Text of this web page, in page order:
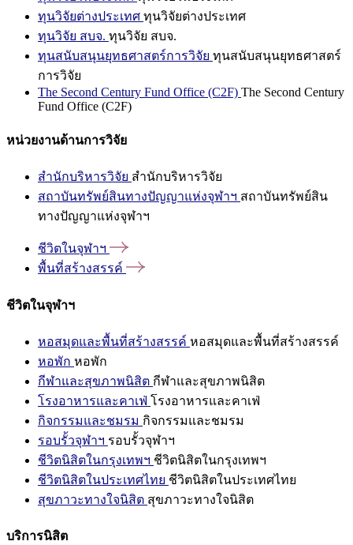
ทุนวิจัยต่างประเทศ ทุนวิจัยต่างประเทศ
ทุนวิจัย สบจ. ทุนวิจัย สบจ.
ทุนสนับสนุนยุทธศาสตร์การวิจัย ทุนสนับสนุนยุทธศาสตร์
การวิจัย
The Second Century Fund Office (C2F) The Second Century
Fund Office (C2F)
หน่วยงานด้านการวิจัย
สำนักบริหารวิจัย สำนักบริหารวิจัย
สถาบันทรัพย์สินทางปัญญาแห่งจุฬาฯ สถาบันทรัพย์สิน
ทางปัญญาแห่งจุฬาฯ
ชีวิตในจุฬาฯ
พื้นที่สร้างสรรค์
ชีวิตในจุฬาฯ
หอสมุดและพื้นที่สร้างสรรค์ หอสมุดและพื้นที่สร้างสรรค์
หอพัก หอพัก
กีฬาและสุขภาพนิสิต กีฬาและสุขภาพนิสิต
โรงอาหารและคาเฟ่ โรงอาหารและคาเฟ่
กิจกรรมและชมรม กิจกรรมและชมรม
รอบรั้วจุฬาฯ รอบรั้วจุฬาฯ
ชีวิตนิสิตในกรุงเทพฯ ชีวิตนิสิตในกรุงเทพฯ
ชีวิตนิสิตในประเทศไทย ชีวิตนิสิตในประเทศไทย
สุขภาวะทางใจนิสิต สุขภาวะทางใจนิสิต
บริการนิสิต